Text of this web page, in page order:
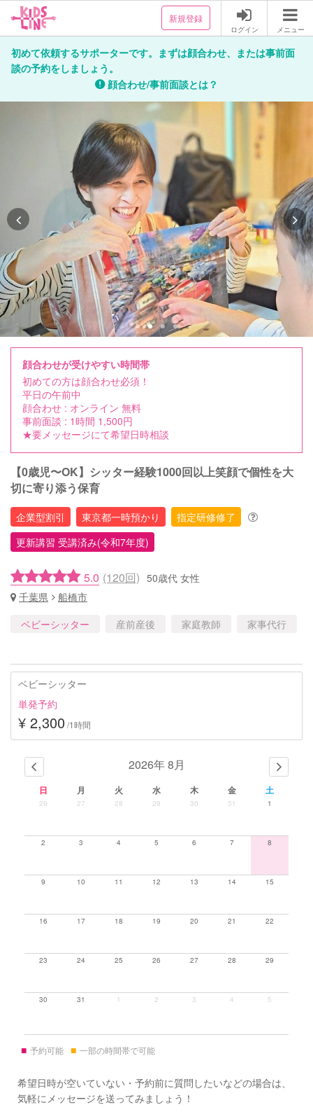
新規登録
ログイン メニュー
初めて依頼するサポーターです。まずは顔合わせ、または事前面
談の予約をしましょう。
顔合わせ/事前面談とは？
顔合わせが受けやすい時間帯
初めての方は顔合わせ必須！
平日の午前中
顔合わせ : オンライン 無料
事前面談 : 1時間 1,500円
★要メッセージにて希望日時相談
【0歳児〜OK】シッター経験1000回以上笑顔で個性を大
切に寄り添う保育
企業型割引 東京都一時預かり
指定研修修了
更新講習 受講済み(令和7年度)
5.0 (120回) 50歳代 女性
千葉県
船橋市
ベビーシッター
産前産後 家庭教師 家事代行
ベビーシッター
単発予約
¥ 2,300 /1時間
2026年 8月
日 月 火 水 木 金 土
26 27 28 29 30 31 1
2 3 4 5 6 7 8
9 10 11 12 13 14 15
16 17 18 19 20 21 22
23 24 25 26 27 28 29
30 31 1 2 3 4 5
■ 予約可能 ■ 一部の時間帯で可能
希望日時が空いていない・予約前に質問したいなどの場合は、
気軽にメッセージを送ってみましょう！